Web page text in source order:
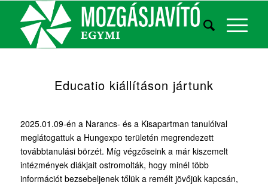
Educatio kiállításon jártunk
2025.01.09-én a Narancs- és a Kisapartman tanulóival
meglátogattuk a Hungexpo területén megrendezett
továbbtanulási börzét. Míg végzőseink a már kiszemelt
intézmények diákjait ostromolták, hogy minél több
információt bezsebeljenek tőlük a remélt jövőjük kapcsán,